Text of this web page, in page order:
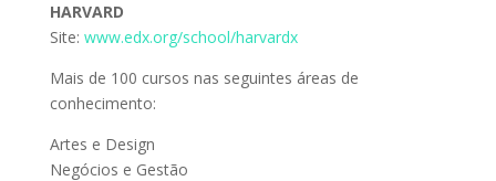
HARVARD
Site: www.edx.org/school/harvardx
Mais de 100 cursos nas seguintes áreas de
conhecimento:
Artes e Design
Negócios e Gestão